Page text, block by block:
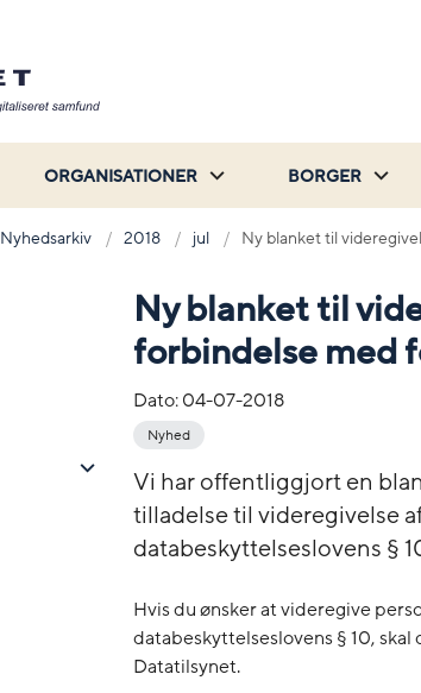
ORGANISATIONER BORGER
Nyhedsarkiv 2018 jul Ny blanket til
Ny blanket til
forbindelse med
Dato:04-07-2018
Nyhed
Vi har offentliggjort en
tilladelse til videregivelse
databeskyttelseslovens §
Hvis du ønsker at videregive
databeskyttelseslovens § 10,
Datatilsynet.